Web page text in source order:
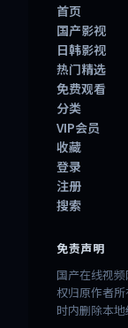
首页
国产影视
日韩影视
热门精选
免费观看
分类
VIP会员
收藏
登录
注册
搜索
免责声明
国产在线视
权归原作者
时内删除本地